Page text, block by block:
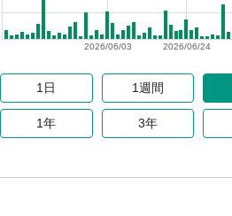
2026/06/24
2026/06/03
1日 1週間
1年 3年